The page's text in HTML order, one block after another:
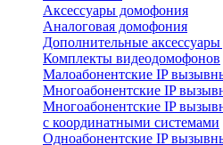
Аксессуары домофония
Аналоговая домофония
Дополнительные
Комплекты видеодомофонов
Малоабонентские IP
Многоабонентские IP
Многоабонентские IP
с координатными системами
Одноабонентские IP